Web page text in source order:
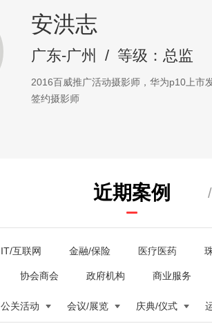
安洪志
广东-广州 / 等级：总监
2016百威推广活动摄影师，华为p10上市
签约摄影师
近期案例 /
IT/互联网 金融/保险 医疗医药
协会商会 政府机构 商业服务
公关活动 会议/展览 庆典/仪式